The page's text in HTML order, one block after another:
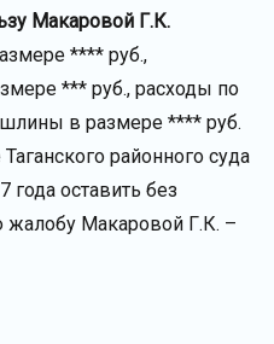
Макаровой Г.К.
**** руб.,
*** руб., расходы по
в размере **** руб.
районного суда
года оставить без
жалобу Макаровой Г.К. –